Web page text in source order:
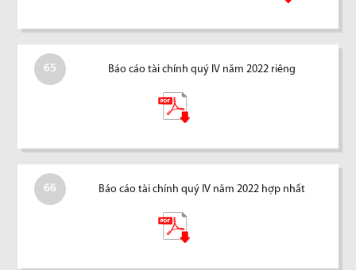
65 Báo cáo tài chính quý IV năm 2022 riêng
66 Báo cáo tài chính quý IV năm 2022 hợp nhất